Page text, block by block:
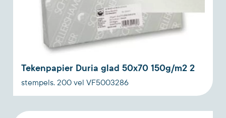
Tekenpapier Duria glad 50x70 150g/m2 2
stempels. 200 vel VF5003286